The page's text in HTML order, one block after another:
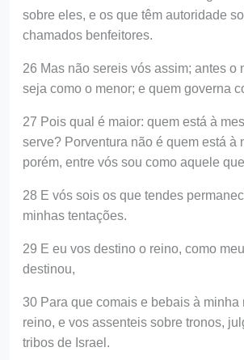
sobre eles, e os que têm autoridade
chamados benfeitores.
26 Mas não sereis vós assim; antes o
seja como o menor; e quem governa
27 Pois qual é maior: quem está à
serve? Porventura não é quem está à
porém, entre vós sou como aquele
28 E vós sois os que tendes
minhas tentações.
29 E eu vos destino o reino, como
destinou,
30 Para que comais e bebais à minha
reino, e vos assenteis sobre tronos,
tribos de Israel.